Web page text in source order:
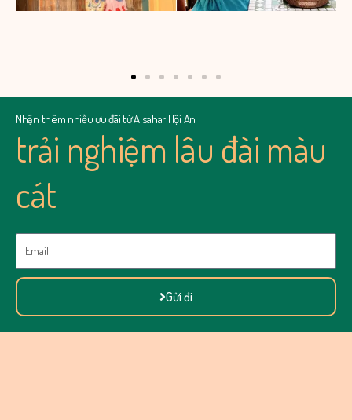
Nhận thêm nhiều ưu đãi từ Alsahar Hội An
trải nghiệm lâu đài màu
cát
Gửi đi